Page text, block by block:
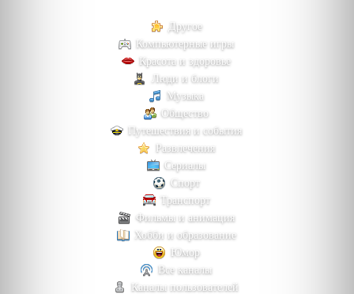
Другое
Компьютерные игры
Красота и здоровье
Люди и блоги
Музыка
Общество
Путешествия и события
Развлечения
Сериалы
Спорт
Транспорт
Фильмы и анимация
Хобби и образование
Юмор
Все каналы
Каналы пользователей